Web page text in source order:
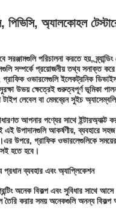
পিভিসি, অ্যালকোহল
সরঞ্জামগুলি পরিচালনা করতে হয়,
সম্পর্কে প্রয়োজনীয় তথ্য সনাক্ত
ওভারলেগুলি ইলেকট্রনিক
উভয় ক্ষেত্রেই গুরুত্বপূর্ণ ভূমিকা
টাইপ লেবেল বা মেমব্রেন সুইচ
আপনার পণ্যের সাথে ইন্টারঅ্যাক্ট
এই উপাদানগুলি আকর্ষণীয়, ব্যবহারে সহজ
উপরে, গ্রাফিক ওভারলেগুলিকে সময়ের
হতে হবে।
ব্যবহার এবং অ্যাপ্লিকেশন
অনেক বিকল্প এবং সুবিধার সাথে
তৈরি করার সময় অনেকগুলি অনন্য